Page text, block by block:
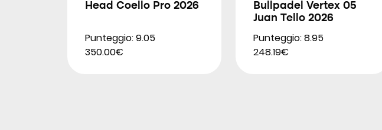
Head Coello Pro 2026
Punteggio: 9.05
350.00€
Bullpadel Vertex 05
Juan Tello 2026
Punteggio: 8.95
248.19€